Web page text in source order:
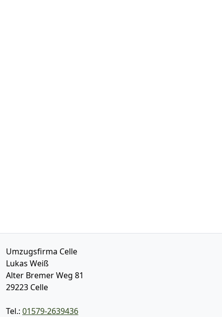
Umzugsfirma Celle
Lukas Weiß
Alter Bremer Weg 81
29223 Celle
Tel.: 01579-2639436